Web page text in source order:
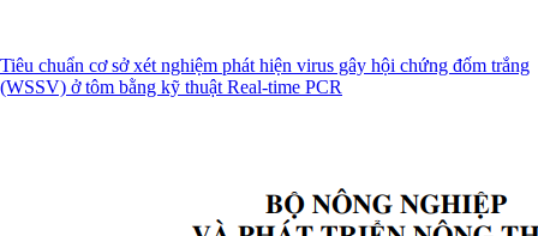
Tiêu chuẩn cơ sở xét nghiệm phát hiện virus gây hội chứng đốm trắng
(WSSV) ở tôm bằng kỹ thuật Real-time PCR